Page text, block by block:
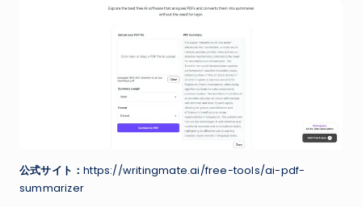
公式サイト：https://writingmate.ai/free-tools/ai-pdf-
summarizer